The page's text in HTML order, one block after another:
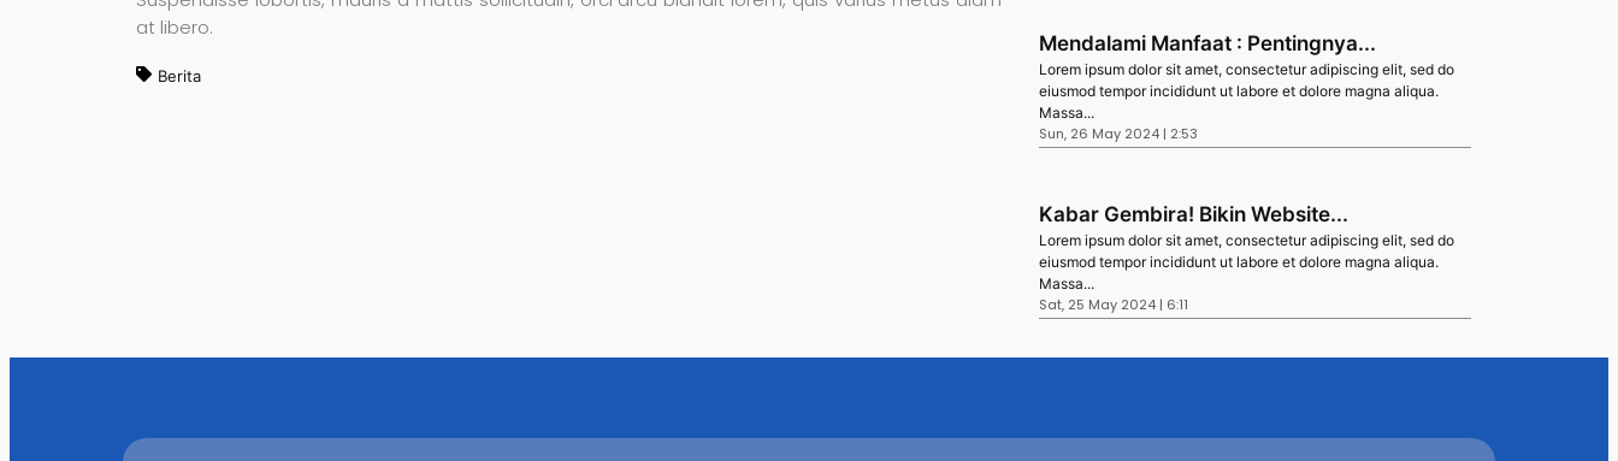
at libero.
Berita
Mendalami Manfaat : Pentingnya...
Lorem ipsum dolor sit amet, consectetur adipiscing elit, sed do
eiusmod tempor incididunt ut labore et dolore magna aliqua.
Massa...
Sun, 26 May 2024 | 2:53
Kabar Gembira! Bikin Website...
Lorem ipsum dolor sit amet, consectetur adipiscing elit, sed do
eiusmod tempor incididunt ut labore et dolore magna aliqua.
Massa...
Sat, 25 May 2024 | 6:11